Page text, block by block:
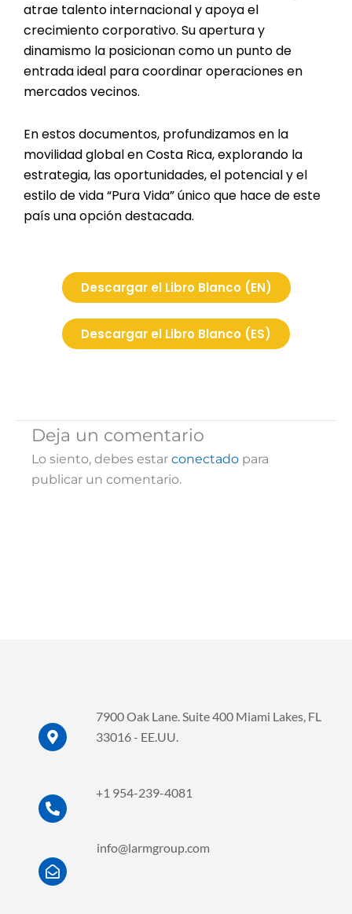
atrae talento internacional y apoya el
crecimiento corporativo. Su apertura y
dinamismo la posicionan como un punto de
entrada ideal para coordinar operaciones en
mercados vecinos.
En estos documentos, profundizamos en la
movilidad global en Costa Rica, explorando la
estrategia, las oportunidades, el potencial y el
estilo de vida “Pura Vida” único que hace de este
país una opción destacada.
Descargar el Libro Blanco (EN)
Descargar el Libro Blanco (ES)
Deja un comentario
Lo siento, debes estar conectado para
publicar un comentario.
7900 Oak Lane. Suite 400 Miami Lakes, FL
33016 - EE.UU.
+1 954-239-4081
info@larmgroup.com